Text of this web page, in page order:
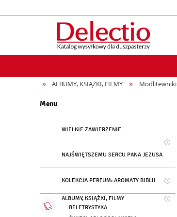
» ALBUMY, KSIĄŻKI, FILMY » Modlitewniki
Menu
WIELKIE ZAWIERZENIE
NAJŚWIĘTSZEMU SERCU PANA JEZUSA
KOLEKCJA PERFUM: AROMATY BIBLII
ALBUMY, KSIĄŻKI, FILMY
BELETRYSTYKA